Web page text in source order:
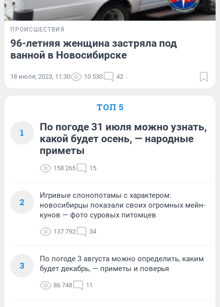
ПРОИСШЕСТВИЯ
96-летняя женщина застряла под
ванной в Новосибирске
18 июля, 2023, 11:30 10 530 42
ТОП 5
1
По погоде 31 июля можно узнать,
какой будет осень, — народные
приметы
158 265 15
2
Игривые слонопотамы с характером:
новосибирцы показали своих огромных мейн-
кунов — фото суровых питомцев
137 792 34
3
По погоде 3 августа можно определить, каким
будет декабрь, — приметы и поверья
86 748 11